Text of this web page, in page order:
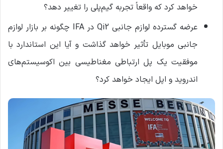
خواهد کرد که واقعاً تجربه گیم‌پلی را تغییر دهد؟
عرضه گسترده لوازم جانبی Qi2 در IFA چگونه بر بازار لوازم
جانبی موبایل تأثیر خواهد گذاشت و آیا این استاندارد با
موفقیت یک پل ارتباطی مغناطیسی بین اکوسیستم‌های
اندروید و اپل ایجاد خواهد کرد؟